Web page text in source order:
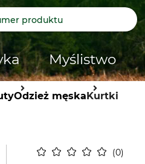
Myślistwo
Odzież męskaKurtki
0